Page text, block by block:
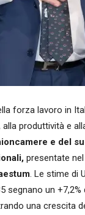
forza lavoro in
produttività e
e del
presentate
. Le stime di
un
una crescita